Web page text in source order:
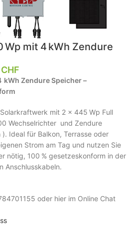
mit 4 kWh Zendure
CHF
Zendure Speicher –
mit 2 × 445 Wp Full
Wechselrichter und Zendure
Ideal für Balkon, Terrasse oder
Strom am Tag und nutzen Sie
nötig, 100 % gesetzeskonform in der
Anschlusskabeln.
oder hier im Online Chat